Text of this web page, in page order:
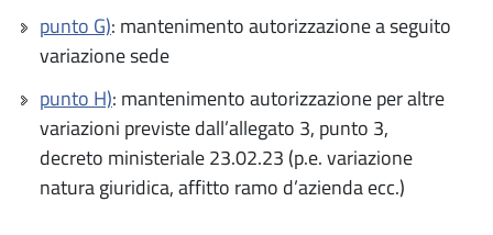
punto G): mantenimento autorizzazione a seguito
variazione sede
punto H): mantenimento autorizzazione per altre
variazioni previste dall’allegato 3, punto 3,
decreto ministeriale 23.02.23 (p.e. variazione
natura giuridica, affitto ramo d’azienda ecc.)